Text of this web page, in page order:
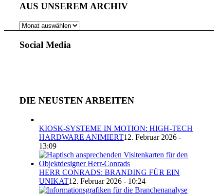
AUS UNSEREM ARCHIV
AUS
UNSEREM
ARCHIV
Social Media
DIE NEUSTEN ARBEITEN
KIOSK-SYSTEME IN MOTION: HIGH-TECH
HARDWARE ANIMIERT12. Februar 2026 -
13:09
HERR CONRADS: BRANDING FÜR EIN
UNIKAT12. Februar 2026 - 10:24